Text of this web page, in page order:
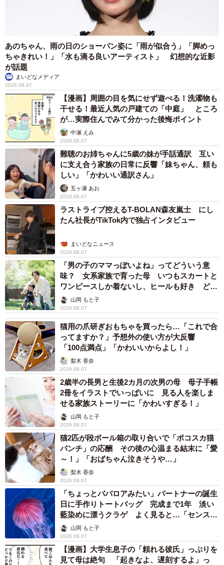
あのちゃん、雨の日のショーパン姿に「雨が似合う」「脚めっ
ちゃきれい！」「水も滴る良いアーティスト」 幻想的な近影
が話題
まいどなメディア
2026.08.07
【漫画】周囲の目を気にせず遊べる！洗濯物も
干せる！最近人気の戸建ての「中庭」 ところ
が…実際住んでみて分かった後悔ポイント
中瀬 えみ
2026.08.07
難聴のお姉ちゃんに5歳の妹が手話通訳 互い
に支え合う家族の日常に反響「妹ちゃん、頼も
しい」「かわいい通訳さん」
五ヶ瀬 あお
2026.08.07
ラストライブ控えるT-BOLAN森友嵐士 にし
たん社長がTikTok内で独占インタビュー
まいどなニュース
2026.08.07
「男の子のママっぽいよね」ってどういう意
味？ 女系家族で育った母 いつもスカートと
ワンピースしか着ないし、ヒールも好き どの
へんが…
山岡 もと子
2026.08.07
猫用の爪研ぎおもちゃを買ったら…「これで合
ってますか？」予想外の使い方が大反響
「100点満点」「かわいいからよし！」
梨木 香奈
2026.08.07
2歳半の長男と生後2カ月の次男の母 母子手帳
2冊をイラストでいっぱいに 見る人を楽しま
せる家族ストーリーに「かわいすぎる！」
山岡 もと子
2026.08.07
猫2匹が段ボール箱の取り合いで「ポコスカ猫
パンチ」の応酬 その後の心温まる結末に「愛
～！」「おばちゃん泣きそうや…」
梨木 香奈
2026.08.07
「ちょっとババロアみたい」パートナーの誕生
日に手作りトートバッグ 完成まで1年 淡い
藍染めに漂うクラゲ よく見ると…「センスす
ごい」山岡 もと子
2026.08.07
【漫画】大学生息子の「頼れる彼氏」っぷりを
見て母は絶句 「起きなよ、遅刻するよ」っ